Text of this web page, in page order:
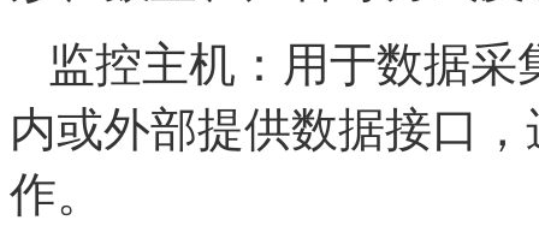
监控主机：用于数据
内或外部提供数据接口
作。